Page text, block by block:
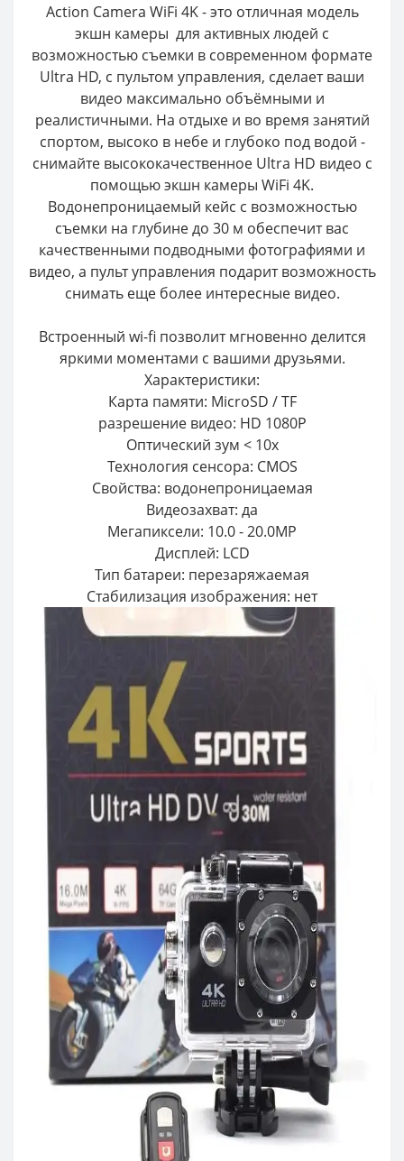
Action Camera WiFi 4K - это отличная модель
экшн камеры для активных людей с
возможностью съемки в современном формате
Ultra HD, с пультом управления, сделает ваши
видео максимально объёмными и
реалистичными. На отдыхе и во время занятий
спортом, высоко в небе и глубоко под водой -
снимайте высококачественное Ultra HD видео с
помощью экшн камеры WiFi 4K.
Водонепроницаемый кейс с возможностью
съемки на глубине до 30 м обеспечит вас
качественными подводными фотографиями и
видео, а пульт управления подарит возможность
снимать еще более интересные видео.
Встроенный wi-fi позволит мгновенно делится
яркими моментами с вашими друзьями.
Характеристики:
Карта памяти: MicroSD / TF
разрешение видео: HD 1080P
Оптический зум < 10x
Технология сенсора: CMOS
Свойства: водонепроницаемая
Видеозахват: да
Мегапиксели: 10.0 - 20.0MP
Дисплей: LCD
Тип батареи: перезаряжаемая
Стабилизация изображения: нет